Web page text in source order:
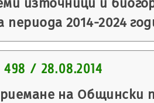
източници и
периода 2014-2024
498 / 28.08.2014
на Общински